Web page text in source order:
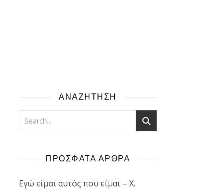
ΑΝΑΖΗΤΗΣΗ
ΠΡΟΣΦΑΤΑ ΑΡΘΡΑ
Εγώ είμαι αυτός που είμαι – Χ.